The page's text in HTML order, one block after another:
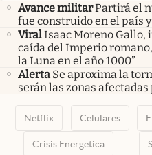
Avance militarPartirá el
fue construido en el país
ViralIsaac Moreno Gallo,
caída del Imperio
la Luna en el año 1000”
Alerta Se aproxima la
serán las zonas
Netflix Celulares
Crisis Energetica